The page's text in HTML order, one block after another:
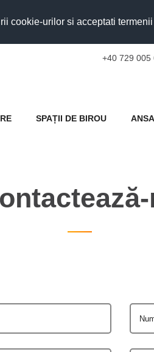
cookie-urilor si acceptati
+40 729 005
SPAȚII DE BIROU